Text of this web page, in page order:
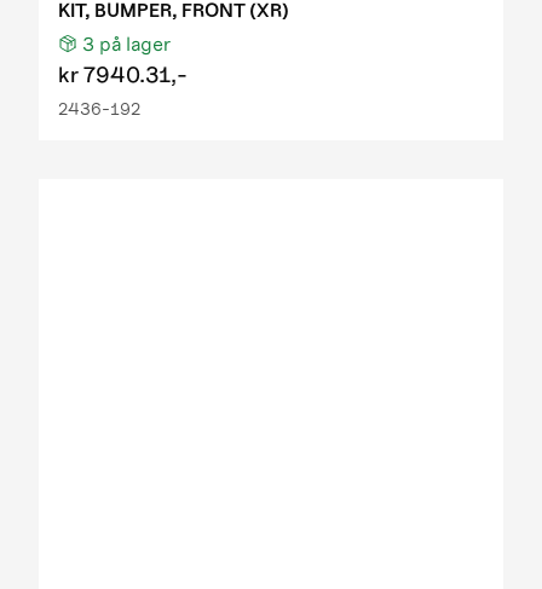
KIT, BUMPER, FRONT (XR)
3 på lager
kr7940.31,-
2436-192